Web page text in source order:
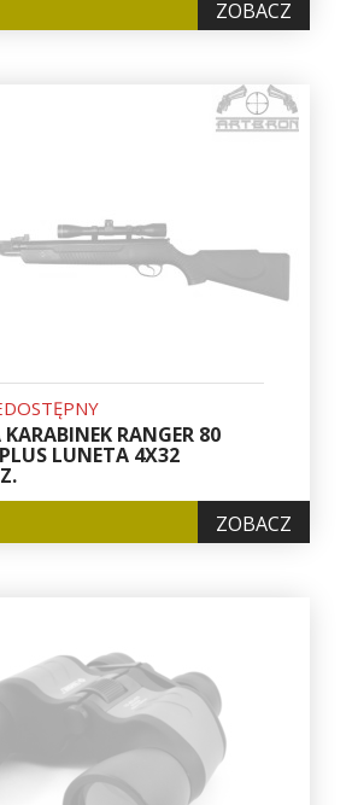
ZOBACZ
RANGER 80
LUNETA 4X32
ZOBACZ